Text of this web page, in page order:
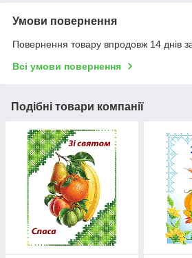
Умови повернення
Повернення товару впродовж 14 днів
Всі умови повернення
Подібні товари компанії